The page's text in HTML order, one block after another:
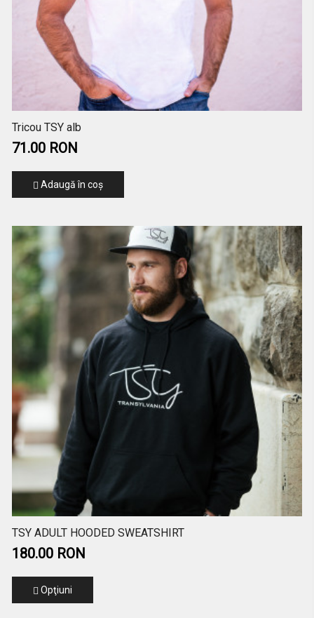
Tricou TSY alb
71.00 RON
Adaugă în coş
TSY ADULT HOODED SWEATSHIRT
180.00 RON
Opţiuni